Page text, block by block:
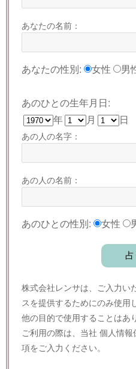
あなたの名前：
あなたの性別: 女性 男
あのひとの生年月日:
年
月 日
あの人の名字：
あの人の名前：
あのひとの性別: 女性
株式会社レンサは、ご入力い
スを提供するためにのみ使用
他の目的で使用することはあ
ご利用の際は、当社個人情報
項をご入力ください。